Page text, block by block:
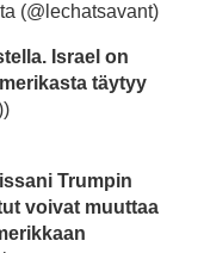
(@lechatsavant)
Israel on
täytyy
Trumpin
voivat muuttaa